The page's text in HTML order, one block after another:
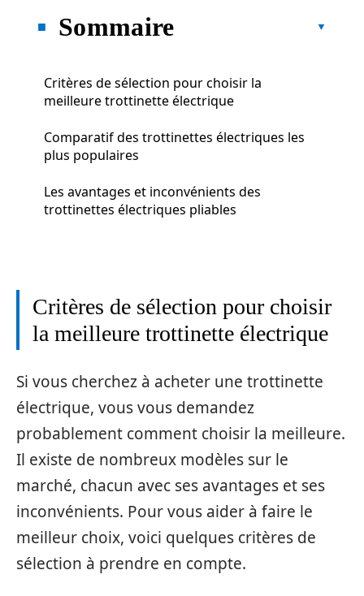
Sommaire
Critères de sélection pour choisir la
meilleure trottinette électrique
Comparatif des trottinettes électriques les
plus populaires
Les avantages et inconvénients des
trottinettes électriques pliables
Critères de sélection pour choisir
la meilleure trottinette électrique
Si vous cherchez à acheter une trottinette
électrique, vous vous demandez
probablement comment choisir la meilleure.
Il existe de nombreux modèles sur le
marché, chacun avec ses avantages et ses
inconvénients. Pour vous aider à faire le
meilleur choix, voici quelques critères de
sélection à prendre en compte.